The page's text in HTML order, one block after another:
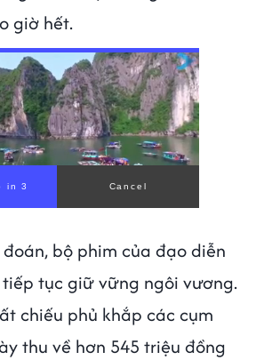
giờ hết.
in 1 Cancel
bộ phim của đạo diễn
tiếp tục giữ vững ngôi vương.
chiếu phủ khắp các cụm
thu về hơn 545 triệu đồng